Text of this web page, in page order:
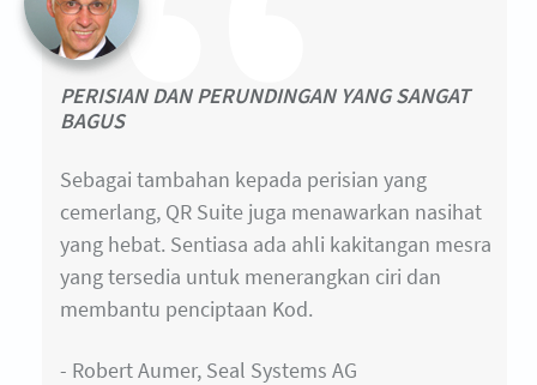
PERISIAN DAN PERUNDINGAN YANG SANGAT
BAGUS
Sebagai tambahan kepada perisian yang
cemerlang, QR Suite juga menawarkan nasihat
yang hebat. Sentiasa ada ahli kakitangan mesra
yang tersedia untuk menerangkan ciri dan
membantu penciptaan Kod.
- Robert Aumer, Seal Systems AG